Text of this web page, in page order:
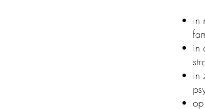
in
in
in